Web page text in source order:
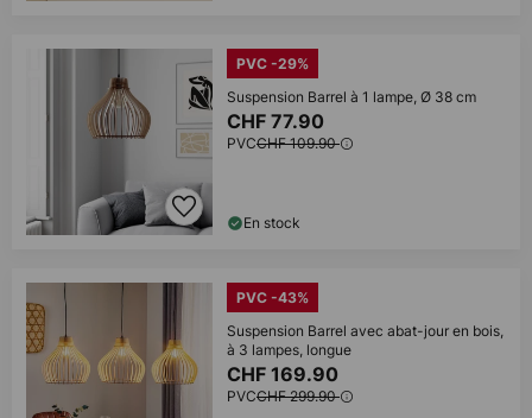
PVC -29%
Suspension Barrel à 1 lampe, Ø 38 cm
CHF 77.90
PVCCHF 109.90
En stock
PVC -43%
Suspension Barrel avec abat-jour en bois,
à 3 lampes, longue
CHF 169.90
PVCCHF 299.90